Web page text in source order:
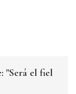
"Será el fiel